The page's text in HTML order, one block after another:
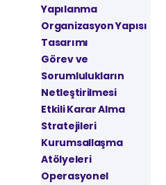
Yapılanma
Organizasyon Yapısı
Tasarımı
Görev ve
Sorumlulukların
Netleştirilmesi
Etkili Karar Alma
Stratejileri
Kurumsallaşma
Atölyeleri
Operasyonel